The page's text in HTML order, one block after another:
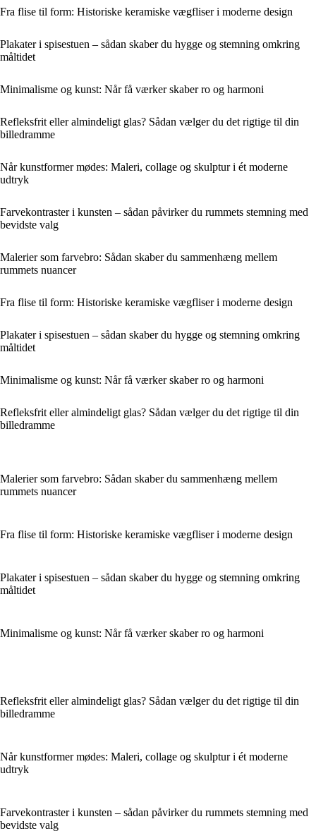
Fra flise til form: Historiske keramiske vægfliser i moderne design
Plakater i spisestuen – sådan skaber du hygge og stemning omkring
måltidet
Minimalisme og kunst: Når få værker skaber ro og harmoni
Refleksfrit eller almindeligt glas? Sådan vælger du det rigtige til din
billedramme
Når kunstformer mødes: Maleri, collage og skulptur i ét moderne
udtryk
Farvekontraster i kunsten – sådan påvirker du rummets stemning med
bevidste valg
Malerier som farvebro: Sådan skaber du sammenhæng mellem
rummets nuancer
Fra flise til form: Historiske keramiske vægfliser i moderne design
Plakater i spisestuen – sådan skaber du hygge og stemning omkring
måltidet
Minimalisme og kunst: Når få værker skaber ro og harmoni
Refleksfrit eller almindeligt glas? Sådan vælger du det rigtige til din
billedramme
Malerier som farvebro: Sådan skaber du sammenhæng mellem
rummets nuancer
Fra flise til form: Historiske keramiske vægfliser i moderne design
Plakater i spisestuen – sådan skaber du hygge og stemning omkring
måltidet
Minimalisme og kunst: Når få værker skaber ro og harmoni
Refleksfrit eller almindeligt glas? Sådan vælger du det rigtige til din
billedramme
Når kunstformer mødes: Maleri, collage og skulptur i ét moderne
udtryk
Farvekontraster i kunsten – sådan påvirker du rummets stemning med
bevidste valg